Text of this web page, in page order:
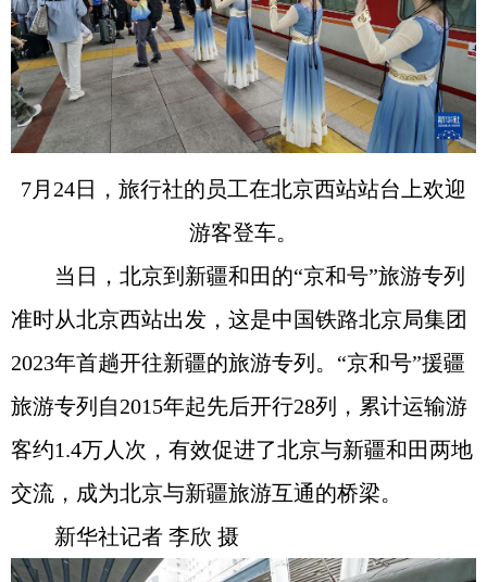
7月24日，旅行社的员工在北京西站站台上欢迎
游客登车。
当日，北京到新疆和田的“京和号”旅游专列
准时从北京西站出发，这是中国铁路北京局集团
2023年首趟开往新疆的旅游专列。“京和号”援疆
旅游专列自2015年起先后开行28列，累计运输游
客约1.4万人次，有效促进了北京与新疆和田两地
交流，成为北京与新疆旅游互通的桥梁。
新华社记者 李欣 摄